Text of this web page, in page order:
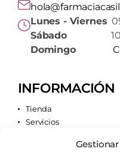
Lunes - Viernes
Sábado10:00
Domingo
INFORMACIÓN
Tienda
Servicios
Quiénes somos